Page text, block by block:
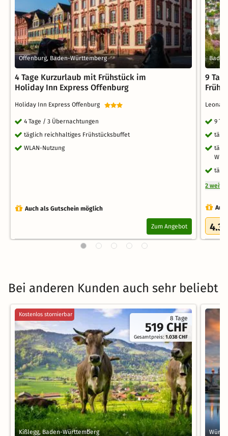
Offenburg, Baden-Württemberg
4 Tage Kurzurlaub mit Frühstück im
Holiday Inn Express Offenburg
Holiday Inn Express Offenburg
4 Tage / 3 Übernachtungen
täglich reichhaltiges Frühstücksbuffet
WLAN-Nutzung
Auch als Gutschein möglich
Zum Angebot
9
9
2
4.3
Bei anderen Kunden auch sehr beliebt
8 Tage
519 CHF
Gesamtpreis:1.038 CHF
Kostenlos stornierbar
Kißlegg, Baden-Württemberg